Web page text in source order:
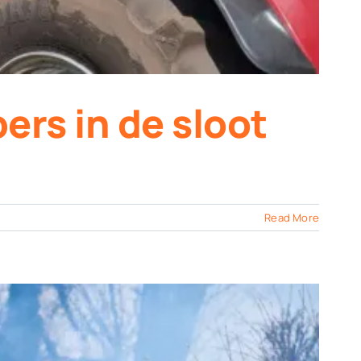
in de sloot
Read More